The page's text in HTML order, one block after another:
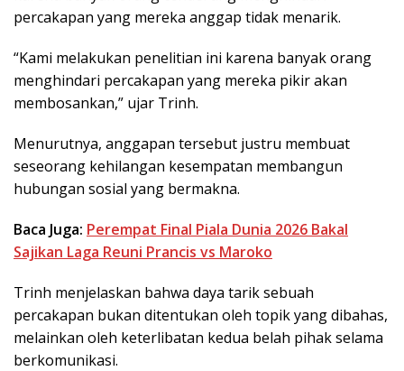
percakapan yang mereka anggap tidak menarik.
“Kami melakukan penelitian ini karena banyak orang
menghindari percakapan yang mereka pikir akan
membosankan,” ujar Trinh.
Menurutnya, anggapan tersebut justru membuat
seseorang kehilangan kesempatan membangun
hubungan sosial yang bermakna.
Baca Juga: Perempat Final Piala Dunia 2026 Bakal
Sajikan Laga Reuni Prancis vs Maroko
Trinh menjelaskan bahwa daya tarik sebuah
percakapan bukan ditentukan oleh topik yang dibahas,
melainkan oleh keterlibatan kedua belah pihak selama
berkomunikasi.